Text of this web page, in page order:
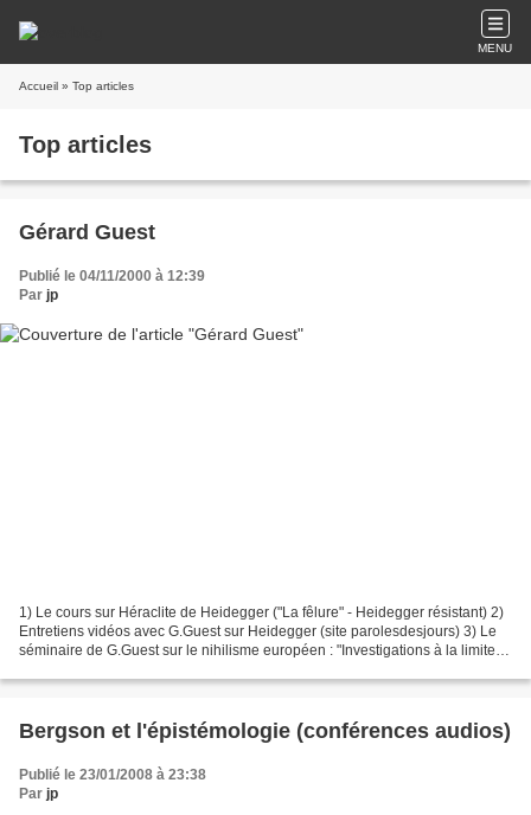
MENU
Accueil » Top articles
Top articles
Gérard Guest
Publié le 04/11/2000 à 12:39
Par jp
1) Le cours sur Héraclite de Heidegger ("La fêlure" - Heidegger résistant) 2)
Entretiens vidéos avec G.Guest sur Heidegger (site parolesdesjours) 3) Le
séminaire de G.Guest sur le nihilisme européen : "Investigations à la limite -
Bergson et l'épistémologie (conférences audios)
Publié le 23/01/2008 à 23:38
Par jp